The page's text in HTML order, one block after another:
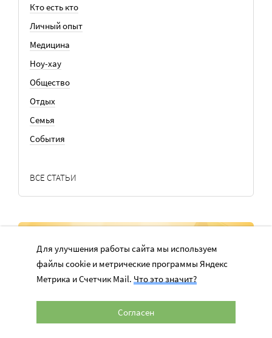
Кто есть кто
Личный опыт
Медицина
Ноу-хау
Общество
Отдых
Семья
События
ВСЕ СТАТЬИ
Лучшие статьи каждую неделю в вашем почтовом ящике
Для улучшения работы сайта мы используем
файлы cookie и метрические программы Яндекс
Метрика и Счетчик Mail. Что это значит?
Согласен